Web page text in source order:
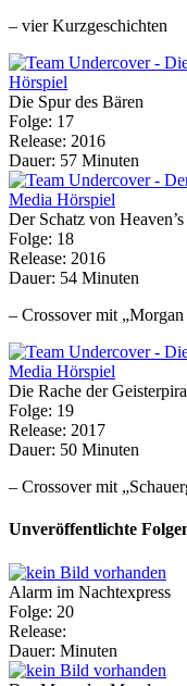
– vier Kurzgeschichten
Die Spur des Bären
Folge: 17
Release: 2016
Dauer: 57 Minuten
Der Schatz von
Folge: 18
Release: 2016
Dauer: 54 Minuten
– Crossover mit
Die Rache der
Folge: 19
Release: 2017
Dauer: 50 Minuten
– Crossover mit
Unveröffentlichte
Alarm im Nachtexpress
Folge: 20
Release:
Dauer: Minuten